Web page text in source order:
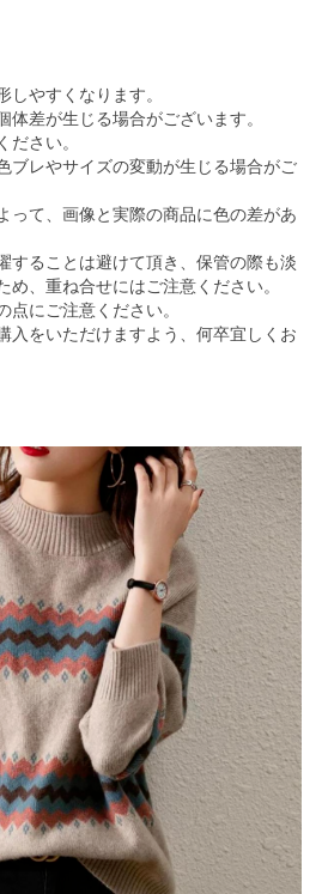
しやすくなります。
体差が生じる場合がございます。
ださい。
ブレやサイズの変動が生じる場合がご
って、画像と実際の商品に色の差があ
することは避けて頂き、保管の際も淡
め、重ね合せにはご注意ください。
点にご注意ください。
入をいただけますよう、何卒宜しくお